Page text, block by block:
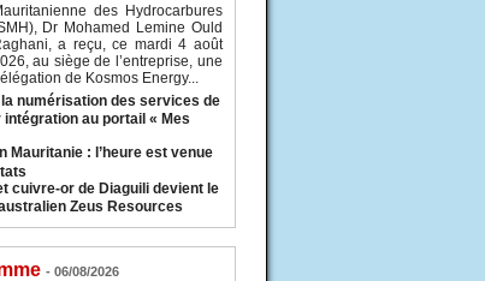
des Hydrocarbures
Dr Mohamed Lemine Ould
a reçu, ce mardi 4 août
au siège de l’entreprise, une
de Kosmos Energy...
numérisation des services de
intégration au portail « Mes
Mauritanie : l’heure est venue
cuivre-or de Diaguili devient le
Zeus Resources
- 06/08/2026